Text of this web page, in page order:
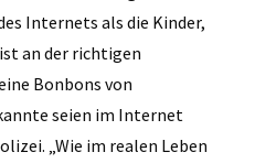
Internets als die Kinder,
an der richtigen
Bonbons von
seien im Internet
„Wie im realen Leben